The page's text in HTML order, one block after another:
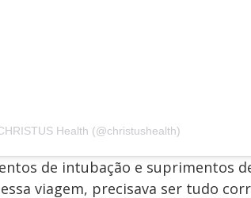
Health (@christushealth)
de intubação e suprimentos
viagem, precisava ser tudo